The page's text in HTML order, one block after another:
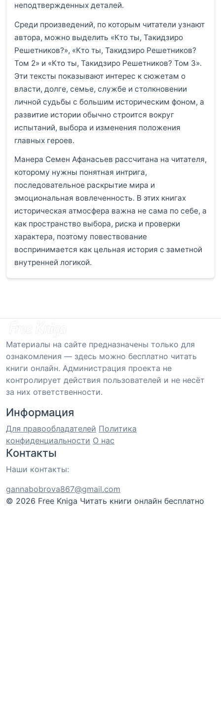
неподтвержденных деталей.
Среди произведений, по которым читатели узнают
автора, можно выделить «Кто ты, Такидзиро
Решетников?», «Кто ты, Такидзиро Решетников?
Том 2» и «Кто ты, Такидзиро Решетников? Том 3».
Эти тексты показывают интерес к сюжетам о
власти, долге, семье, службе и столкновении
личной судьбы с большим историческим фоном, а
развитие истории обычно строится вокруг
испытаний, выбора и изменения положения
главных героев.
Манера Семен Афанасьев рассчитана на читателя,
которому нужны понятная интрига,
последовательное раскрытие мира и
эмоциональная вовлеченность. В этих книгах
историческая атмосфера важна не сама по себе, а
как пространство выбора, риска и проверки
характера, поэтому повествование
воспринимается как цельная история с заметной
внутренней логикой.
Материалы на сайте предназначены только для
ознакомления — здесь можно бесплатно читать
книги онлайн. Администрация проекта не
контролирует действия пользователей и не несёт
за них ответственности.
Информация
Для правообладателей Политика
конфиденциальности О нас
Контакты
Наши контакты:
gannabobrova867@gmail.com
© 2026 Free Kniga Читать книги онлайн бесплатно